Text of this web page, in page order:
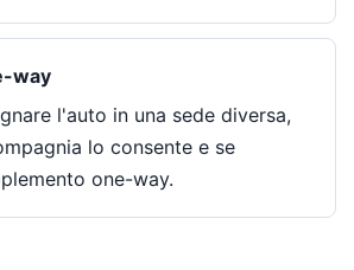
way
l'auto in una sede diversa,
lo consente e se
one-way.